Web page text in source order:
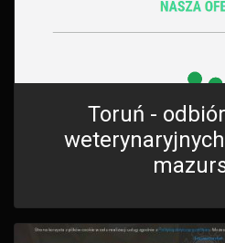
Toruń -